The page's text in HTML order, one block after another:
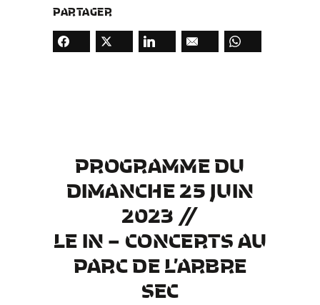
PARTAGER
PROGRAMME DU
DIMANCHE 25 JUIN
2023 //
LE IN – CONCERTS AU
PARC DE L’ARBRE
SEC